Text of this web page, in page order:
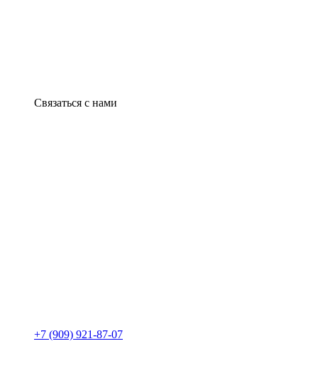
Связаться с нами
+7 (909) 921-87-07